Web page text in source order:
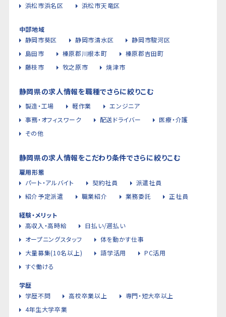
浜松市浜名区
浜松市天竜区
中部地域
静岡市葵区
静岡市清水区
静岡市駿河区
島田市
榛原郡川根本町
榛原郡吉田町
藤枝市
牧之原市 焼津市
静岡県の求人情報を職種でさらに絞りこむ
製造・工場 軽作業
エンジニア
事務・オフィスワーク
配送ドライバー
医療・介護
その他
静岡県の求人情報をこだわり条件でさらに絞りこむ
雇用形態
パート・アルバイト
契約社員
派遣社員
紹介予定派遣
職業紹介 業務委託 正社員
経験・メリット
高収入・高時給
日払い/週払い
オープニングスタッフ
体を動かす仕事
大量募集(10名以上)
語学活用
PC活用
すぐ働ける
学歴
学歴不問
高校卒業以上
専門・短大卒以上
4年生大学卒業